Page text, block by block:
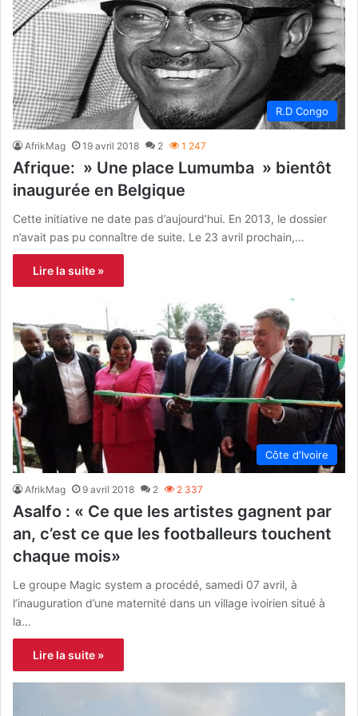
R.D Congo
AfrikMag 19 avril 2018 2 1 247
Afrique: » Une place Lumumba » bientôt
inaugurée en Belgique
Cette initiative ne date pas d’aujourd’hui. En 2013, le dossier
n’avait pas pu connaître de suite. Le 23 avril prochain,…
Lire la suite »
Côte d'Ivoire
AfrikMag 9 avril 2018 2 2 337
Asalfo : « Ce que les artistes gagnent par
an, c’est ce que les footballeurs touchent
chaque mois»
Le groupe Magic system a procédé, samedi 07 avril, à
l’inauguration d’une maternité dans un village ivoirien situé à
la…
Lire la suite »